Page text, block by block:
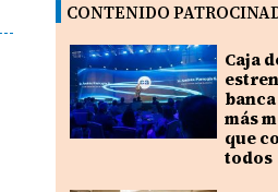
CONTENIDO
Caja
más
que
todos